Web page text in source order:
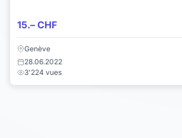
15.– CHF
Genève
28.06.2022
3'224 vues